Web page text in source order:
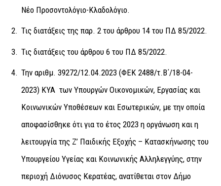
Νέο Προσοντολόγιο-Κλαδολόγιο.
Τις διατάξεις της παρ. 2 του άρθρου 14 του ΠΔ 85/2022.
Τις διατάξεις του άρθρου 6 του ΠΔ 85/2022.
Την αριθµ. 39272/12.04.2023 (ΦΕΚ 2488/τ.Β΄/18-04-
2023) ΚΥΑ των Υπουργών Οικονομικών, Εργασίας και
Κοινωνικών Υποθέσεων και Εσωτερικών, με την οποία
αποφασίσθηκε ότι για το έτος 2023 η οργάνωση και η
λειτουργία της Z’ Παιδικής Εξοχής – Κατασκήνωσης του
Υπουργείου Υγείας και Κοινωνικής Αλληλεγγύης, στην
περιοχή Διόνυσος Κερατέας, ανατίθεται στον Δήμο